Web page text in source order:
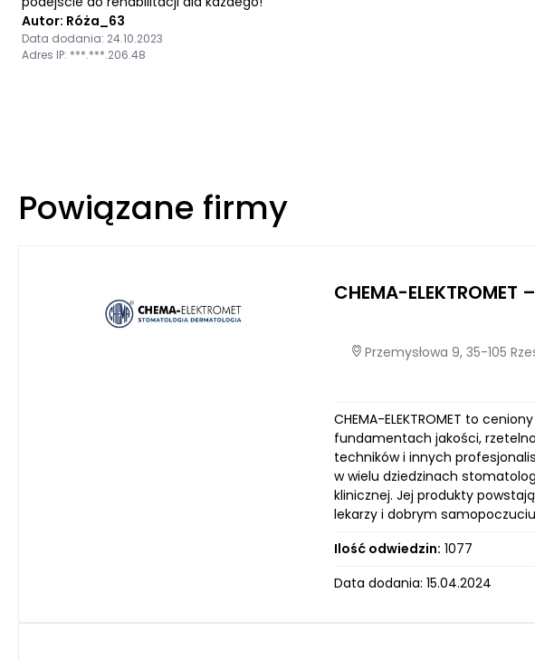
Autor: Róża_63
Data dodania: 24.10.2023
Adres IP: ***.***.206.48
Powiązane firmy
CHEMA-
Przemysłowa 9, 35-105
CHEMA-ELEKTROMET to
fundamentach jakości,
techników i innych
w wielu dziedzinach
klinicznej. Jej produkty
lekarzy i dobrym
Ilość odwiedzin: 1077
Data dodania: 15.04.2024